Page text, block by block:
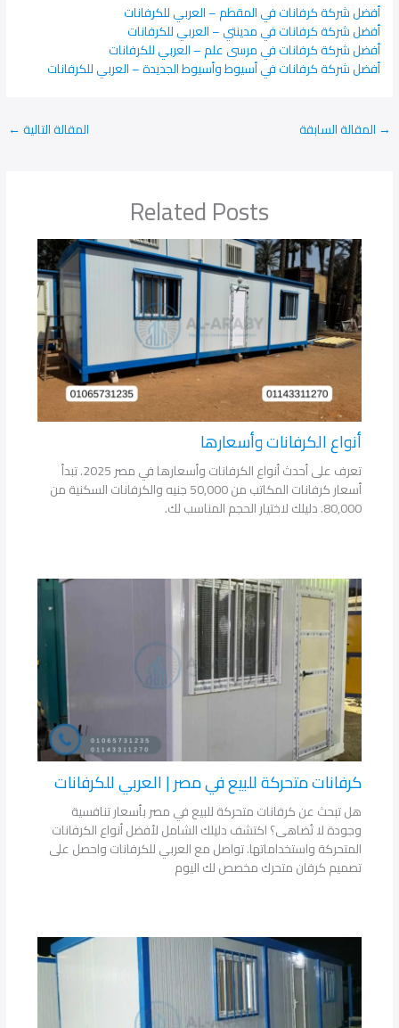
أفضل شركة كرفانات في المقطم – العربي للكرفانات
أفضل شركة كرفانات في مدينتي – العربي للكرفانات
أفضل شركة كرفانات في مرسى علم – العربي للكرفانات
أفضل شركة كرفانات في أسيوط وأسيوط الجديدة – العربي للكرفانات
→ المقالة السابقة المقالة التالية←
Related Posts
أنواع الكرفانات وأسعارها
تعرف على أحدث أنواع الكرفانات وأسعارها في مصر 2025. تبدأ
أسعار كرفانات المكاتب من 50,000 جنيه والكرفانات السكنية من
80,000. دليلك لاختيار الحجم المناسب لك.
كرفانات متحركة للبيع في مصر | العربي للكرفانات
هل تبحث عن كرفانات متحركة للبيع في مصر بأسعار تنافسية
وجودة لا تُضاهى؟ اكتشف دليلك الشامل لأفضل أنواع الكرفانات
المتحركة واستخداماتها. تواصل مع العربي للكرفانات واحصل على
تصميم كرفان متحرك مخصص لك اليوم